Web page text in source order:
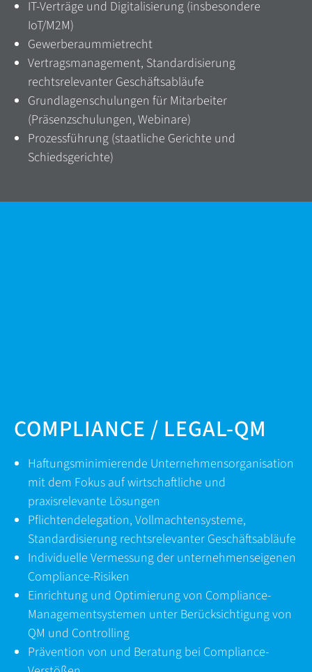
IT-Verträge und Digitalisierung (insbesondere
IoT/M2M)
Gewerberaummietrecht
Vertragsmanagement, Standardisierung
rechtsrelevanter Geschäftsabläufe
Grundlagenschulungen für Mitarbeiter
(Präsenzschulungen, Webinare)
Prozessführung (staatliche Gerichte und
Schiedsgerichte)
COMPLIANCE / LEGAL-QM
Haftungsminimierende Unternehmensorganisation
mit dem Fokus auf wirtschaftliche und
praxisrelevante Lösungen
Pflichtendelegation, Vollmachtensysteme,
Standardisierung rechtsrelevanter Geschäftsabläufe
Individuelle Vermessung der unternehmenseigenen
Compliance-Risiken
Einrichtung und Optimierung von Compliance-
Managementsystemen unter Berücksichtigung von
QM und Controlling
Prävention von und Beratung bei Compliance-